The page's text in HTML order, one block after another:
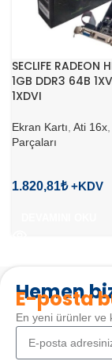
SECLIFE RADEON
1GB DDR3 64B
1XDVI
Ekran Kartı, Ati 16x,
Parçaları
1.820,81₺
Hemen
E-posta
En yeni ürünler ve